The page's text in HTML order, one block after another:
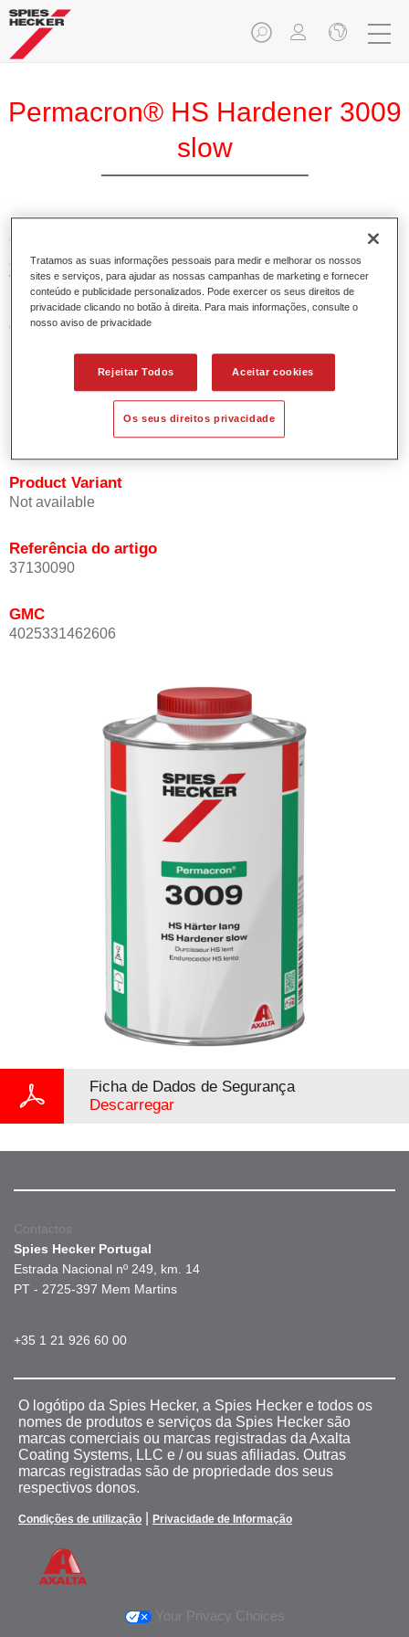
Permacron® HS Hardener 3009
slow
O Permacron Endurecedor HS 3009 lento permite a óptima
aplicação do Permacron Aparelho HS 5107 e do Permacron
Verniz HS 8007.
Características do produto
Permite uma aplicação económica e ambientalmente
responsável.
Adequado para a reparação de painéis e pinturas gerais
mesmo a temperaturas elevadas.
Product Variant
Not available
Referência do artigo
37130090
GMC
4025331462606
Ficha de Dados de Segurança
Descarregar
Contactos
Spies Hecker Portugal
Estrada Nacional nº 249, km. 14
PT - 2725-397 Mem Martins
+35 1 21 926 60 00
O logótipo da Spies Hecker, a Spies Hecker e todos os
nomes de produtos e serviços da Spies Hecker são
marcas comerciais ou marcas registradas da Axalta
Coating Systems, LLC e / ou suas afiliadas. Outras
marcas registradas são de propriedade dos seus
respectivos donos.
Condições de utilização Privacidade de Informação
Your Privacy Choices
Tratamos as suas informações pessoais para medir e melhorar os nossos
sites e serviços, para ajudar as nossas campanhas de marketing e fornecer
conteúdo e publicidade personalizados. Pode exercer os seus direitos de
privacidade clicando no botão à direita. Para mais informações, consulte o
nosso aviso de privacidade
Rejeitar Todos Aceitar cookies
Os seus direitos privacidade